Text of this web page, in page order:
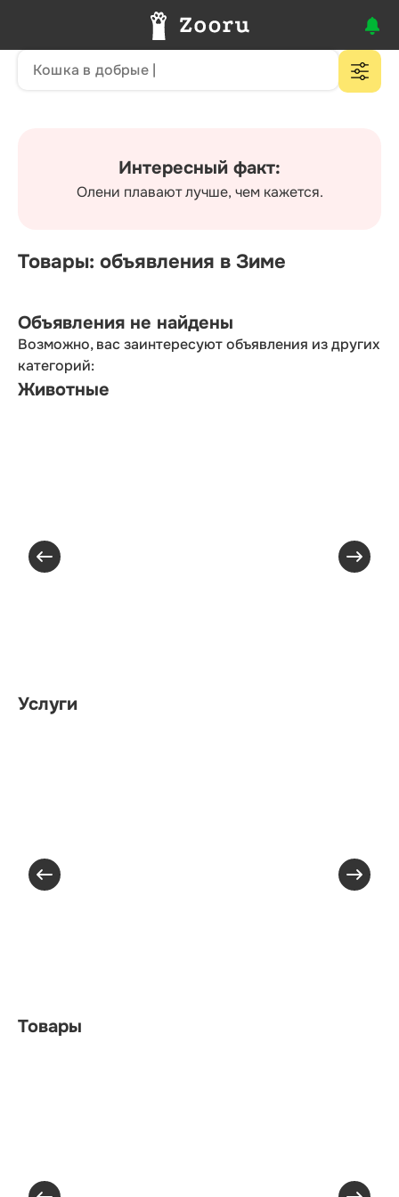
Интересный факт:
Олени плавают лучше, чем кажется.
Товары: объявления в Зиме
Объявления не найдены
Возможно, вас заинтересуют объявления из других
категорий:
Животные
Услуги
Товары